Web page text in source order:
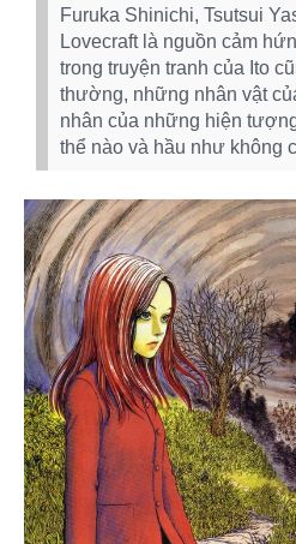
Furuka Shinichi, Tsutsui
Lovecraft là nguồn cảm
trong truyện tranh của Ito
thường, những nhân vật
nhân của những hiện
thể nào và hầu như không